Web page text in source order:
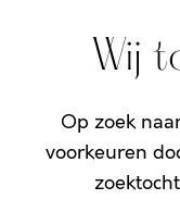
Wij
Op zoek
voorkeuren